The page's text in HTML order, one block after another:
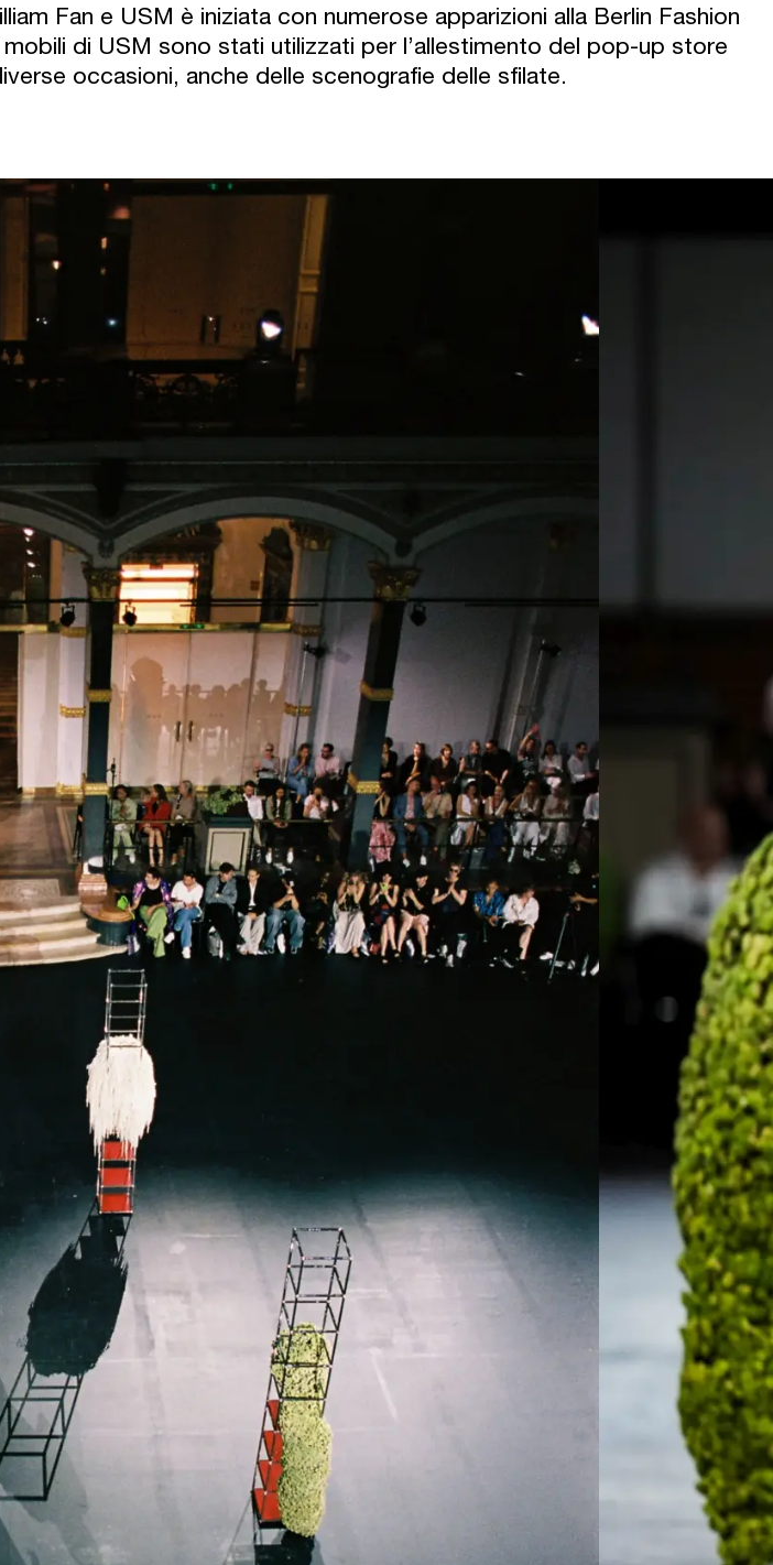
Fan e USM è iniziata con numerose apparizioni alla Berlin Fashion
di USM sono stati utilizzati per l’allestimento del pop-up store
occasioni, anche delle scenografie delle sfilate.